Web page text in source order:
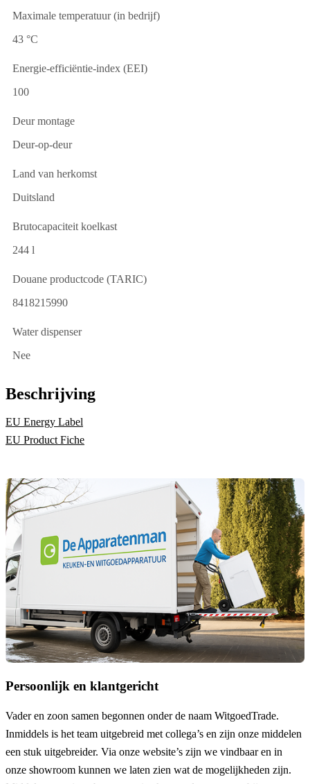
Maximale temperatuur (in bedrijf)
43 °C
Energie-efficiëntie-index (EEI)
100
Deur montage
Deur-op-deur
Land van herkomst
Duitsland
Brutocapaciteit koelkast
244 l
Douane productcode (TARIC)
8418215990
Water dispenser
Nee
Beschrijving
EU Energy Label
EU Product Fiche
Persoonlijk en klantgericht
Vader en zoon samen begonnen onder de naam WitgoedTrade.
Inmiddels is het team uitgebreid met collega’s en zijn onze middelen
een stuk uitgebreider. Via onze website’s zijn we vindbaar en in
onze showroom kunnen we laten zien wat de mogelijkheden zijn.